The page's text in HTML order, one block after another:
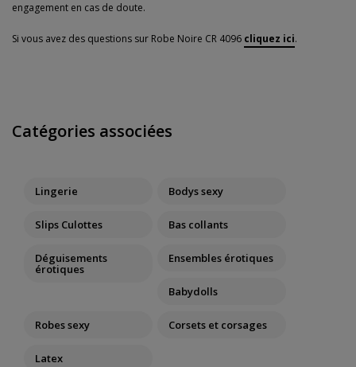
engagement en cas de doute.
Si vous avez des questions sur Robe Noire CR 4096 cliquez ici.
Catégories associées
Lingerie Bodys sexy
Slips Culottes Bas collants
Déguisements
érotiques
Ensembles érotiques
Babydolls
Robes sexy Corsets et corsages
Latex